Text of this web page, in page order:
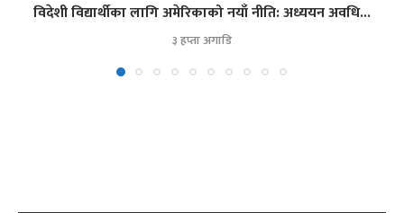
विदेशी विद्यार्थीका लागि अमेरिकाको नयाँ नीति: अध्ययन अवधि...
३ हप्ता अगाडि